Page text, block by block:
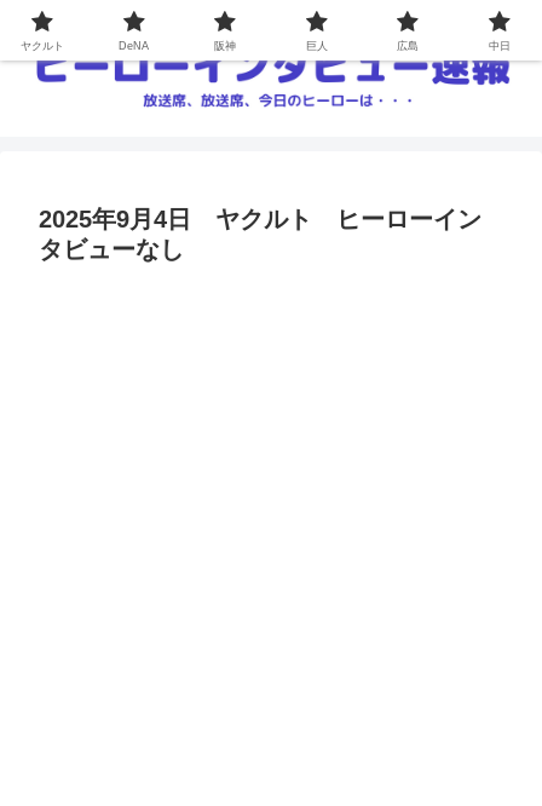
2025年9月4日 ヤクルト ヒーローイン
タビューなし
ヤクルト DeNA 阪神 巨人 広島 中日